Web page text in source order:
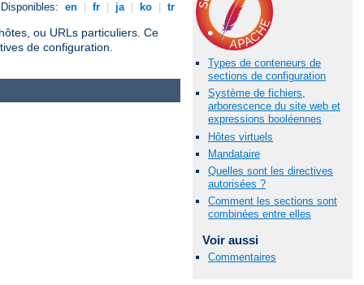
en fr ja ko tr
ou URLs particuliers. Ce
de configuration.
Types de conteneurs de
sections de configuration
Système de fichiers,
arborescence du site web et
expressions booléennes
Hôtes virtuels
Mandataire
Quelles sont les directives
autorisées ?
Comment les sections sont
combinées entre elles
Voir aussi
Commentaires